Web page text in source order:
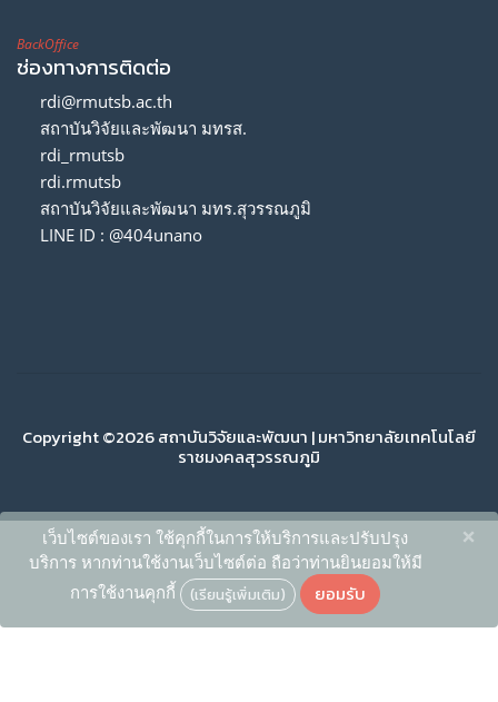
BackOffice
ช่องทางการติดต่อ
rdi@rmutsb.ac.th
สถาบันวิจัยและพัฒนา มทรส.
rdi_rmutsb
rdi.rmutsb
สถาบันวิจัยและพัฒนา มทร.สุวรรณภูมิ
LINE ID : @404unano
Copyright ©2026 สถาบันวิจัยและพัฒนา | มหาวิทยาลัยเทคโนโลยี
ราชมงคลสุวรรณภูมิ
เว็บไซต์ของเรา ใช้คุกกี้ในการให้บริการและปรับปรุง
บริการ หากท่านใช้งานเว็บไซต์ต่อ ถือว่าท่านยินยอมให้มี
การใช้งานคุกกี้ (เรียนรู้เพิ่มเติม) ยอมรับ
×